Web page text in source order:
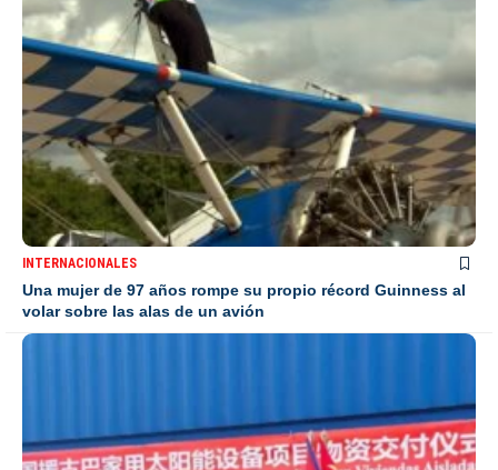
INTERNACIONALES
Una mujer de 97 años rompe su propio récord Guinness al
volar sobre las alas de un avión